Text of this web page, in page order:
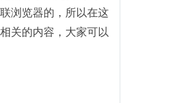
浏览器的，所以在这
关的内容，大家可以